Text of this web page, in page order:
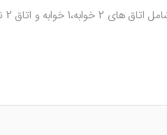
این که امکانات دیگری همچون